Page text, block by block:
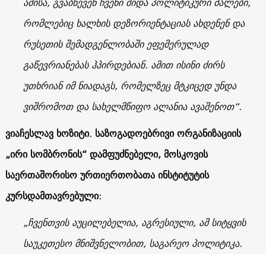
რომლებიც ხალხის დეზორიენტაციას ახდენენ და
რუსეთის შემადგენლობაში ეფემერულად
გაწევრიანებას ჰპირდებიან. ამით ისინი ძირს
უთხრიან იმ ნიადაგს, რომელზეც მტკიცედ უნდა
ვიშრომოთ და სახელმწიფო ალანია ავაშენოთ“.
ვიაჩესლავ ხოზიტი. საზოგადოებრივი ორგანიზაციის
„ირი სომბრონის“ დამფუძნებელი, მოსკოვის
საერთაშორისო ურთიერთობათა ინსტიტუტის
კურსდამთავრებული:
„ჩვენთვის აუცილებელია, აგრესიული, ამ სიტყვის
საუკეთესო მნიშვნელობით, საგარეო პოლიტიკა.